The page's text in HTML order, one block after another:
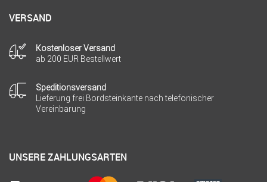
VERSAND
Kostenloser Versand
ab 200 EUR Bestellwert
Speditionsversand
Lieferung frei Bordsteinkante nach telefonischer
Vereinbarung
UNSERE ZAHLUNGSARTEN